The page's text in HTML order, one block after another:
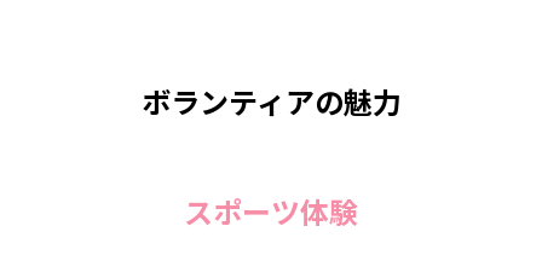
ボランティアの魅力
スポーツ体験